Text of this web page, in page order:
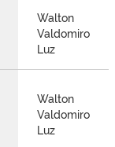
Walton
Valdomiro
Luz
Walton
Valdomiro
Luz